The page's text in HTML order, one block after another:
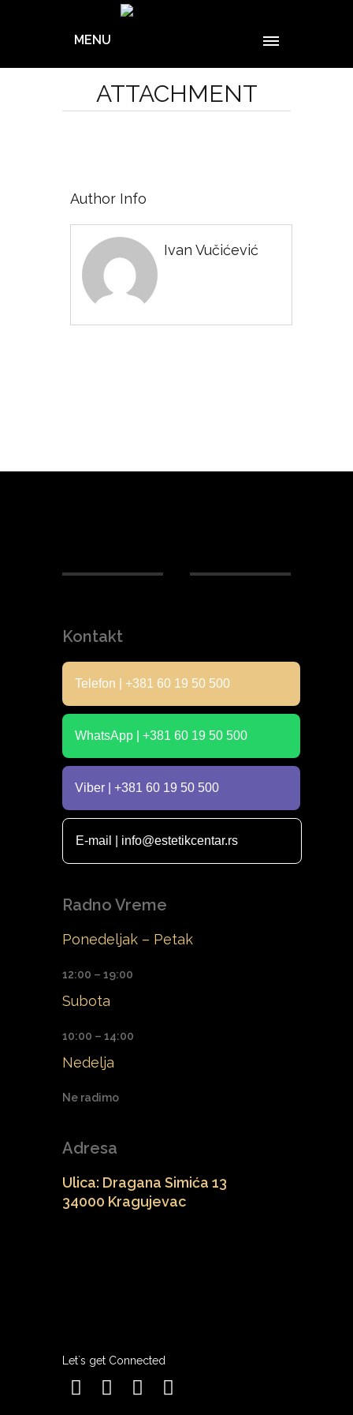
MENU
ATTACHMENT
Author Info
Ivan Vučićević
Kontakt
Telefon | +381 60 19 50 500
WhatsApp | +381 60 19 50 500
Viber | +381 60 19 50 500
E-mail | info@estetikcentar.rs
Radno Vreme
Ponedeljak – Petak
12:00 – 19:00
Subota
10:00 – 14:00
Nedelja
Ne radimo
Adresa
Ulica: Dragana Simića 13
34000 Kragujevac
Let`s get Connected